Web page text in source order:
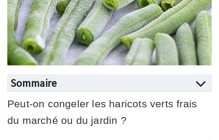
Sommaire
Peut-on congeler les haricots verts frais
du marché ou du jardin ?